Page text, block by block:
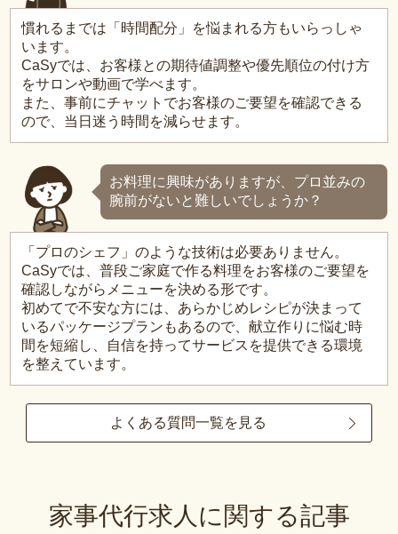
慣れるまでは「時間配分」を悩まれる方もいらっしゃ
います。
CaSyでは、お客様との期待値調整や優先順位の付け方
をサロンや動画で学べます。
また、事前にチャットでお客様のご要望を確認できる
ので、当日迷う時間を減らせます。
お料理に興味がありますが、プロ並みの
腕前がないと難しいでしょうか？
「プロのシェフ」のような技術は必要ありません。
CaSyでは、普段ご家庭で作る料理をお客様のご要望を
確認しながらメニューを決める形です。
初めてで不安な方には、あらかじめレシピが決まって
いるパッケージプランもあるので、献立作りに悩む時
間を短縮し、自信を持ってサービスを提供できる環境
を整えています。
よくある質問一覧を見る
家事代行求人に関する記事